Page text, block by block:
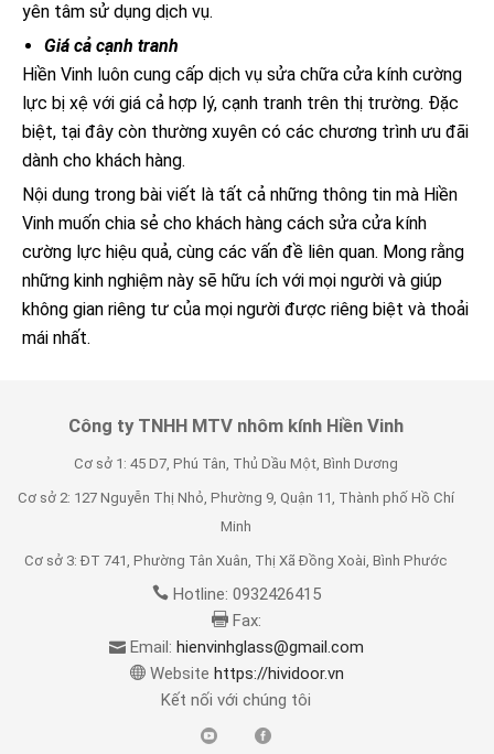
yên tâm sử dụng dịch vụ.
Giá cả cạnh tranh
Hiền Vinh luôn cung cấp dịch vụ sửa chữa cửa kính cường
lực bị xệ với giá cả hợp lý, cạnh tranh trên thị trường. Đặc
biệt, tại đây còn thường xuyên có các chương trình ưu đãi
dành cho khách hàng.
Nội dung trong bài viết là tất cả những thông tin mà Hiền
Vinh muốn chia sẻ cho khách hàng cách sửa cửa kính
cường lực hiệu quả, cùng các vấn đề liên quan. Mong rằng
những kinh nghiệm này sẽ hữu ích với mọi người và giúp
không gian riêng tư của mọi người được riêng biệt và thoải
mái nhất.
Công ty TNHH MTV nhôm kính Hiền Vinh
Cơ sở 1: 45 D7, Phú Tân, Thủ Dầu Một, Bình Dương
Cơ sở 2: 127 Nguyễn Thị Nhỏ, Phường 9, Quận 11, Thành phố Hồ Chí
Minh
Cơ sở 3: ĐT 741, Phường Tân Xuân, Thị Xã Đồng Xoài, Bình Phước
Hotline: 0932426415
Fax:
Email: hienvinhglass@gmail.com
Website https://hividoor.vn
Kết nối với chúng tôi